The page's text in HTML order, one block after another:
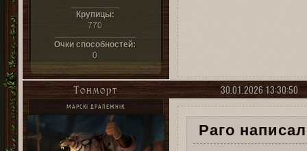
Крупицы:
770
Очки способностей:
0
30.01.2026 13:30:50
Тонморт
МАРСКІ ДРАПЕЖНІК
Раго